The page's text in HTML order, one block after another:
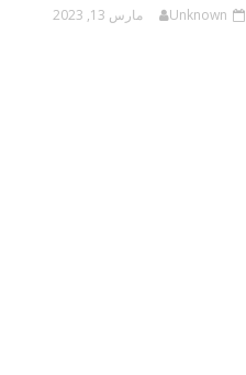
Unknown مارس 13, 2023